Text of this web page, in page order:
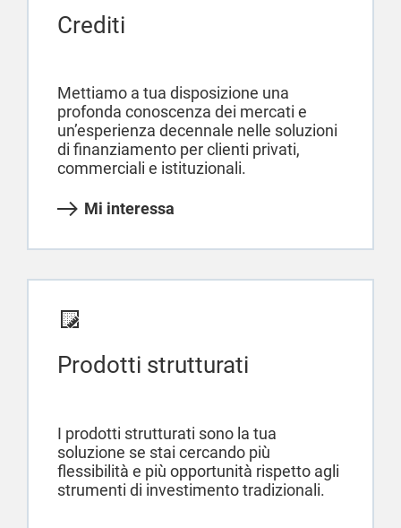
Crediti
Mettiamo a tua disposizione una
profonda conoscenza dei mercati e
un’esperienza decennale nelle soluzioni
di finanziamento per clienti privati,
commerciali e istituzionali.
Mi interessa
Prodotti strutturati
I prodotti strutturati sono la tua
soluzione se stai cercando più
flessibilità e più opportunità rispetto agli
strumenti di investimento tradizionali.